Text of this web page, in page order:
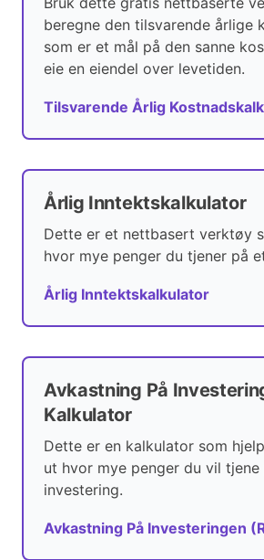
beregne den tilsvarende årlige
som er et mål på den sanne
eie en eiendel over levetiden.
Tilsvarende Årlig
Årlig Inntektskalkulator
Dette er et nettbasert verktøy
hvor mye penger du tjener på
Årlig Inntektskalkulator
Avkastning På
Kalkulator
Dette er en kalkulator som
ut hvor mye penger du vil tjene
investering.
Avkastning På Investeringen